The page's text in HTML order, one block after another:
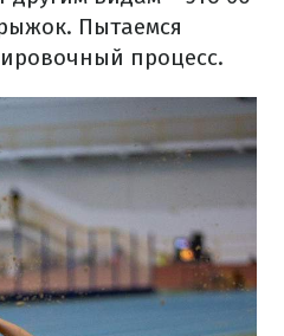
Пытаемся
процесс.